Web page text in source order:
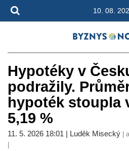
10. 08.
Hypotéky v
podražily.
hypoték stoupla
5,19 %
11. 5. 2026 18:01 | Luděk Misecký |